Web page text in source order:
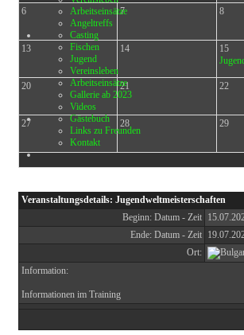
Arbeitseinsätze
Angeltreffs
Casting
Fischen
Jugend
Vereinsleben
Arbeitseinsätze
Gallerie ab 2023
Videos
Gästebuch
Links zu Freunden
Kontakt
6 7 8
13 14
15
20 21 22
27 28 29
Veranstaltungsdetails: Jugendweltmeisterschaften
Beginn: Datum - Zeit
Ende: Datum - Zeit
Ort:
Information:
Informationen im Training